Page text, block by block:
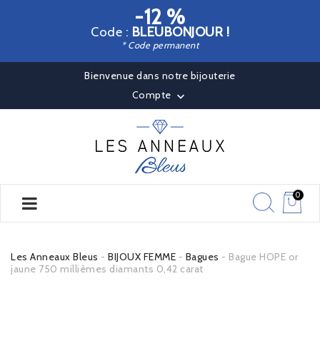
-12 %
Code : BLEUBONJOUR !
* Code permanent
Bienvenue dans notre bijouterie
Compte 
0
Les Anneaux Bleus BIJOUX FEMME Bagues
Bague HOPE or
jaune 750 millièmes diamants 0,42 carat